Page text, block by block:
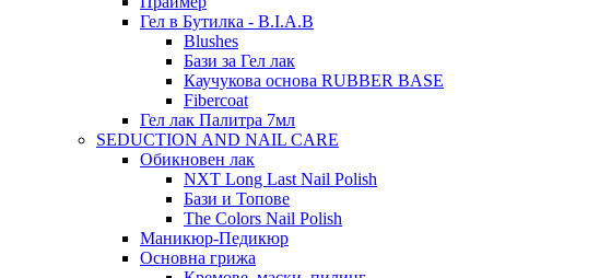
Гел в Бутилка - B.I.A.B
Blushes
Бази за Гел лак
Каучукова основа RUBBER BASE
Fibercoat
Гел лак Палитра 7мл
SEDUCTION AND NAIL CARE
Обикновен лак
NXT Long Last Nail Polish
Бази и Топове
The Colors Nail Polish
Маникюр-Педикюр
Основна грижа